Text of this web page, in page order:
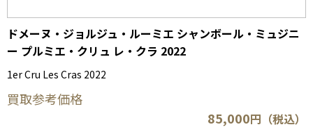
ドメーヌ・ジョルジュ・ルーミエ シャンボール・ミュジニ
ー プルミエ・クリュ レ・クラ 2022
1er Cru Les Cras 2022
買取参考価格
85,000円（税込）